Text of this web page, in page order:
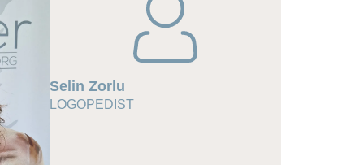
Selin Zorlu
LOGOPEDIST